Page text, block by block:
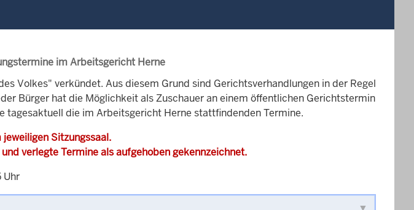
im Arbeitsgericht Herne
Volkes" verkündet. Aus diesem Grund sind Gerichtsverhandlungen in der Regel
Bürger hat die Möglichkeit als Zuschauer an einem öffentlichen Gerichtstermin
tagesaktuell die im Arbeitsgericht Herne stattfindenden Termine.
Sitzungssaal.
verlegte Termine als aufgehoben gekennzeichnet.
Uhr